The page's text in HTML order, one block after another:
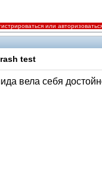
или
test
вела себя